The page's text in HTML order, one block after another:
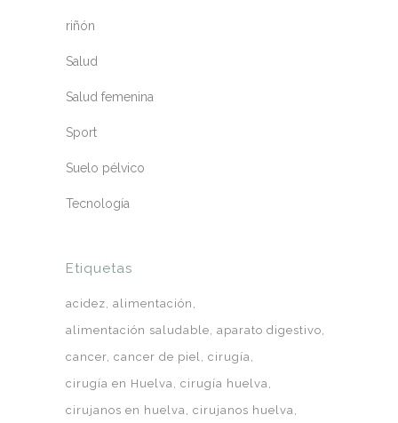
riñón
Salud
Salud femenina
Sport
Suelo pélvico
Tecnología
Etiquetas
acidez alimentación
alimentación saludable aparato digestivo
cancer cancer de piel cirugía
cirugía en Huelva cirugía huelva
cirujanos en huelva cirujanos huelva